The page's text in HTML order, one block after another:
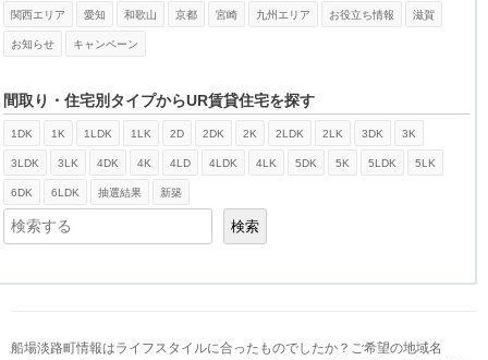
関西エリア 愛知 和歌山 京都 宮崎 九州エリア お役立ち情報 滋賀
お知らせ キャンペーン
間取り・住宅別タイプからUR賃貸住宅を探す
1DK 1K 1LDK 1LK 2D 2DK 2K 2LDK 2LK 3DK 3K
3LDK 3LK 4DK 4K 4LD 4LDK 4LK 5DK 5K 5LDK 5LK
6DK 6LDK 抽選結果 新築
検索
検索
船場淡路町情報はライフスタイルに合ったものでしたか？ご希望の地域名